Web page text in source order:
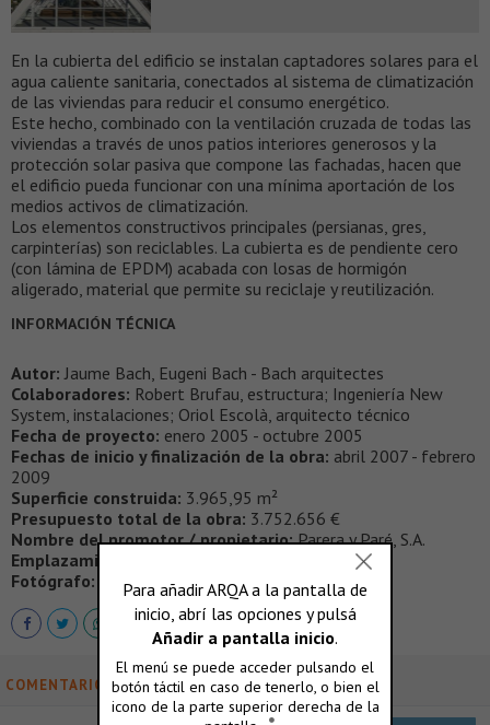
En la cubierta del edificio se instalan captadores solares para el
agua caliente sanitaria, conectados al sistema de climatización
de las viviendas para reducir el consumo energético.
Este hecho, combinado con la ventilación cruzada de todas las
viviendas a través de unos patios interiores generosos y la
protección solar pasiva que compone las fachadas, hacen que
el edificio pueda funcionar con una mínima aportación de los
medios activos de climatización.
Los elementos constructivos principales (persianas, gres,
carpinterías) son reciclables. La cubierta es de pendiente cero
(con lámina de EPDM) acabada con losas de hormigón
aligerado, material que permite su reciclaje y reutilización.
INFORMACIÓN TÉCNICA
Autor:Jaume Bach, Eugeni Bach - Bach arquitectes
Colaboradores: Robert Brufau, estructura; Ingeniería New
System, instalaciones; Oriol Escolà, arquitecto técnico
Fecha de proyecto: enero 2005 - octubre 2005
Fechas de inicio y finalización de la obra: abril 2007 - febrero
2009
Superficie construida: 3.965,95 m²
Presupuesto total de la obra: 3.752.656 €
Nombre del promotor / propietario:Parera y Paré, S.A.
Emplazamiento:
Fotógrafo:
José Hevia ( mail@josehevia.es )
COMENTARIOS